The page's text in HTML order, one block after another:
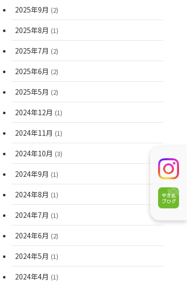
2025年9月 (2)
2025年8月 (1)
2025年7月 (2)
2025年6月 (2)
2025年5月 (2)
2024年12月 (1)
2024年11月 (1)
2024年10月 (3)
2024年9月 (1)
2024年8月 (1)
2024年7月 (1)
2024年6月 (2)
2024年5月 (1)
2024年4月 (1)